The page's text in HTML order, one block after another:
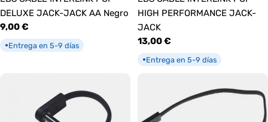
DELUXE JACK-JACK AA Negro
Precio
habitual
9,00 €
●Entrega en 5-9 días
HIGH PERFORMANCE JACK-
JACK
Precio
habitual
13,00 €
●Entrega en 5-9 días